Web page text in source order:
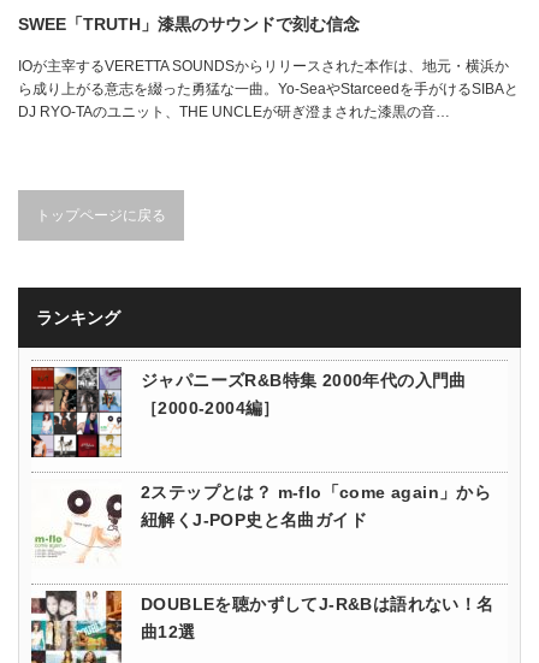
SWEE「TRUTH」漆黒のサウンドで刻む信念
IOが主宰するVERETTA SOUNDSからリリースされた本作は、地元・横浜か
ら成り上がる意志を綴った勇猛な一曲。Yo-SeaやStarceedを手がけるSIBAと
DJ RYO-TAのユニット、THE UNCLEが研ぎ澄まされた漆黒の音…
トップページに戻る
ランキング
ジャパニーズR&B特集 2000年代の入門曲
［2000-2004編］
2ステップとは？ m-flo「come again」から
紐解くJ-POP史と名曲ガイド
DOUBLEを聴かずしてJ-R&Bは語れない！名
曲12選